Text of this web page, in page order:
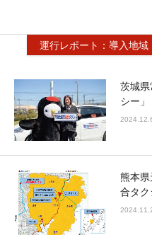
運行レポート：導入地
茨城県
シー
熊本
合タク